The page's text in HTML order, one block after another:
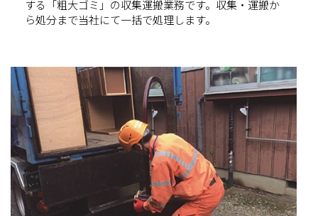
する「粗大ゴミ」の収集運搬業務です。収集・運搬か
ら処分まで当社にて一括で処理します。